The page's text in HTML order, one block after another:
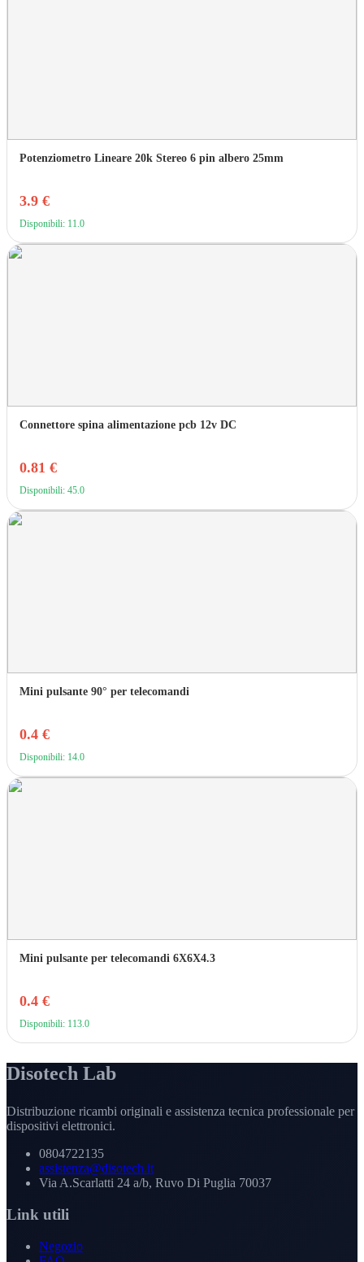
Potenziometro Lineare 20k Stereo 6 pin albero 25mm
3.9 €
Disponibili: 11.0
Connettore spina alimentazione pcb 12v DC
0.81 €
Disponibili: 45.0
Mini pulsante 90° per telecomandi
0.4 €
Disponibili: 14.0
Mini pulsante per telecomandi 6X6X4.3
0.4 €
Disponibili: 113.0
Disotech Lab
Distribuzione ricambi originali e assistenza tecnica professionale per
dispositivi elettronici.
0804722135
assistenza@disotech.it
Via A.Scarlatti 24 a/b, Ruvo Di Puglia 70037
Link utili
Negozio